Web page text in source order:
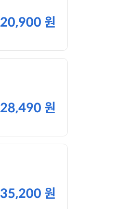
20,900 원
28,490 원
35,200 원